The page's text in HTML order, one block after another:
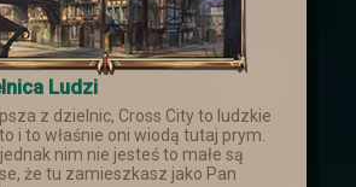
Ludzi
z dzielnic, Cross City to ludzkie
i to właśnie oni wiodą tutaj prym.
nim nie jesteś to małe są
że tu zamieszkasz jako Pan